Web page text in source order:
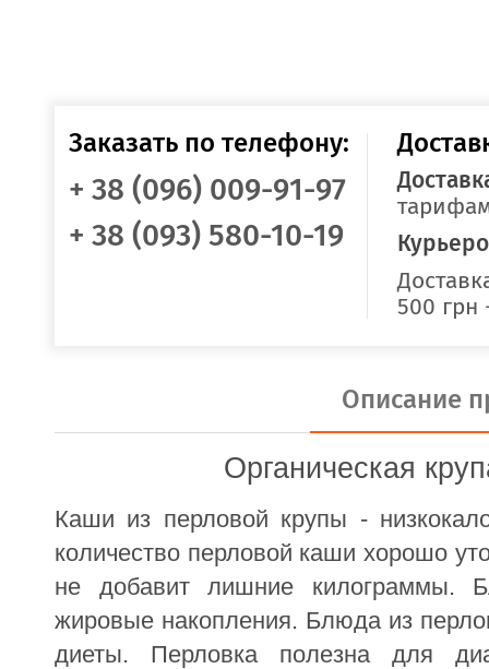
Заказать по телефону:
+ 38 (096) 009-91-97
+ 38 (093) 580-10-19
500
Описание
Органическая
Каши из перловой крупы -
количество перловой каши хорошо
не добавит лишние килограммы.
жировые накопления. Блюда из
диеты. Перловка полезна для